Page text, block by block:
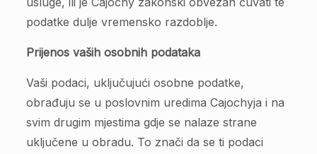
podatke dulje vremensko razdoblje.
Prijenos vaših osobnih podataka
Vaši podaci, uključujući osobne podatke,
obrađuju se u poslovnim uredima Cajochyja i na
svim drugim mjestima gdje se nalaze strane
uključene u obradu. To znači da se ti podaci